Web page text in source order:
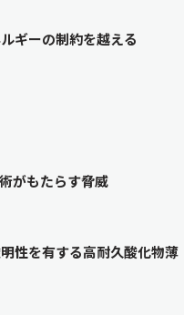
ギーの制約を越える
がもたらす脅威
性を有する高耐久酸化物薄